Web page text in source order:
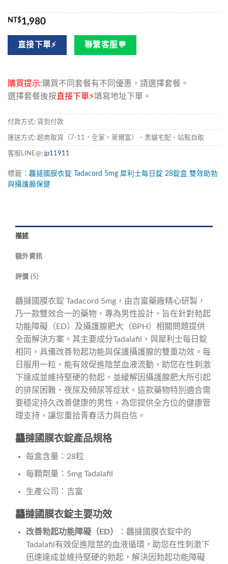
NT$1,980
直接下單⚡ 聯繫客服💬
購買提示:購買不同套餐有不同優惠，請選擇套餐。
選擇套餐後按直接下單⚡填寫地址下單。
付款方式: 貨到付款
運送方式: 超商取貨（7-11，全家，萊爾富）、黑貓宅配、站點自取
客服LINE@: jp11911
標籤： 龘撻國膜衣錠 Tadacord 5mg 犀利士每日錠 28錠盒 雙效助勃
與攝護腺保健
描述
額外資訊
評價 (5)
龘撻國膜衣錠 Tadacord 5mg，由吉富藥廠精心研製，
乃一款雙效合一的藥物，專為男性設計，旨在針對勃起
功能障礙（ED）及攝護腺肥大（BPH）相關問題提供
全面解決方案。其主要成分Tadalafil，與犀利士每日錠
相同，具備改善勃起功能與保護攝護腺的雙重功效。每
日服用一粒，能有效促進陰莖血液流動，助您在性刺激
下達成並維持堅硬的勃起，並緩解因攝護腺肥大所引起
的排尿困難、夜尿及頻尿等症狀。這款藥物特別適合需
要穩定持久改善健康的男性，為您提供全方位的健康管
理支持，讓您重拾青春活力與自信。
龘撻國膜衣錠產品規格
每盒含量：28粒
每顆劑量：5mg Tadalafil
生產公司：吉富
龘撻國膜衣錠主要功效
改善勃起功能障礙（ED）
：龘撻國膜衣錠中的
Tadalafil有效促進陰莖的血液循環，助您在性刺激下
迅速達成並維持堅硬的勃起，解決因勃起功能障礙